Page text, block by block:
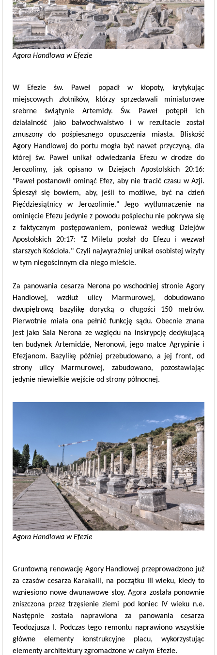
Agora Handlowa w Efezie
W Efezie św. Paweł popadł w kłopoty, krytykując
miejscowych złotników, którzy sprzedawali miniaturowe
srebrne świątynie Artemidy. Św. Paweł potępił ich
działalność jako bałwochwalstwo i w rezultacie został
zmuszony do pośpiesznego opuszczenia miasta. Bliskość
Agory Handlowej do portu mogła być nawet przyczyną, dla
której św. Paweł unikał odwiedzania Efezu w drodze do
Jerozolimy, jak opisano w Dziejach Apostolskich 20:16:
"Paweł postanowił ominąć Efez, aby nie tracić czasu w Azji.
Śpieszył się bowiem, aby, jeśli to możliwe, być na dzień
Pięćdziesiątnicy w Jerozolimie." Jego wytłumaczenie na
ominięcie Efezu jedynie z powodu pośpiechu nie pokrywa się
z faktycznym postępowaniem, ponieważ według Dziejów
Apostolskich 20:17: "Z Miletu posłał do Efezu i wezwał
starszych Kościoła." Czyli najwyraźniej unikał osobistej wizyty
w tym niegościnnym dla niego mieście.
Za panowania cesarza Nerona po wschodniej stronie Agory
Handlowej, wzdłuż ulicy Marmurowej, dobudowano
dwupiętrową bazylikę dorycką o długości 150 metrów.
Pierwotnie miała ona pełnić funkcję sądu. Obecnie znana
jest jako Sala Nerona ze względu na inskrypcję dedykującą
ten budynek Artemidzie, Neronowi, jego matce Agrypinie i
Efezjanom. Bazylikę później przebudowano, a jej front, od
strony ulicy Marmurowej, zabudowano, pozostawiając
jedynie niewielkie wejście od strony północnej.
Agora Handlowa w Efezie
Gruntowną renowację Agory Handlowej przeprowadzono już
za czasów cesarza Karakalli, na początku III wieku, kiedy to
wzniesiono nowe dwunawowe stoy. Agora została ponownie
zniszczona przez trzęsienie ziemi pod koniec IV wieku n.e.
Następnie została naprawiona za panowania cesarza
Teodozjusza I. Podczas tego remontu naprawiono wszystkie
główne elementy konstrukcyjne placu, wykorzystując
elementy architektury zgromadzone w całym Efezie.